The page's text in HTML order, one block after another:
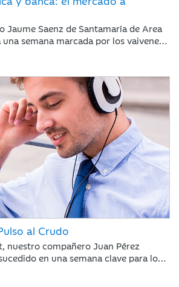
Jaume Saenz de Santamaría de Area
semana marcada por los vaivenes
entre Irán y EEUU, la noticia positiva
podría esperarse.
al Crudo
nuestro compañero Juan Pérez
en una semana clave para los
ha vuelto a retrasar el